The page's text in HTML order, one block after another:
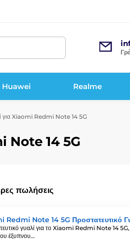
Huawei Realme
για Xiaomi Redmi Note 14 5G
Note 14 5G
πωλήσεις
Redmi Note 14 5G Προστατευτικό
γυαλί για το Xiaomi Redmi Note 14 5G,
έξυπνου…